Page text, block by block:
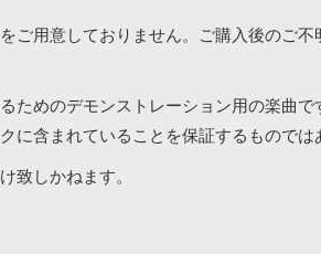
ご用意しておりません。ご購入後のご
めのデモンストレーション用の楽曲
含まれていることを保証するものでは
致しかねます。